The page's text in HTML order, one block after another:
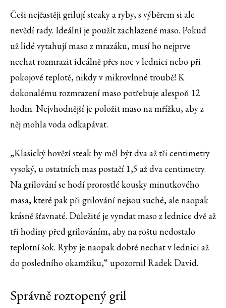
Češi nejčastěji grilují steaky a ryby, s výběrem si ale
nevědí rady. Ideální je použít zachlazené maso. Pokud
už lidé vytahují maso z mrazáku, musí ho nejprve
nechat rozmrazit ideálně přes noc v lednici nebo při
pokojové teplotě, nikdy v mikrovlnné troubě! K
dokonalému rozmrazení maso potřebuje alespoň 12
hodin. Nejvhodnější je položit maso na mřížku, aby z
něj mohla voda odkapávat.
„Klasický hovězí steak by měl být dva až tři centimetry
vysoký, u ostatních mas postačí 1,5 až dva centimetry.
Na grilování se hodí prorostlé kousky minutkového
masa, které pak při grilování nejsou suché, ale naopak
krásně šťavnaté. Důležité je vyndat maso z lednice dvě až
tři hodiny před grilováním, aby na roštu nedostalo
teplotní šok. Ryby je naopak dobré nechat v lednici až
do posledního okamžiku,“ upozornil Radek David.
Správně roztopený gril